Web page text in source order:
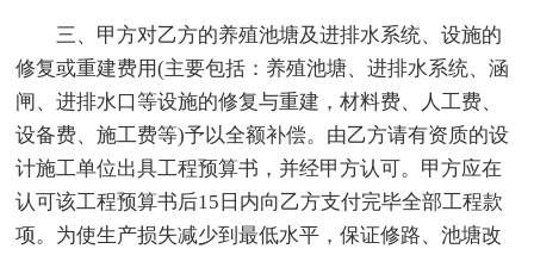
三、甲方对乙方的养殖池塘及进排水系统、设施的
修复或重建费用(主要包括：养殖池塘、进排水系统、涵
闸、进排水口等设施的修复与重建，材料费、人工费、
设备费、施工费等)予以全额补偿。由乙方请有资质的设
计施工单位出具工程预算书，并经甲方认可。甲方应在
认可该工程预算书后15日内向乙方支付完毕全部工程款
项。为使生产损失减少到最低水平，保证修路、池塘改